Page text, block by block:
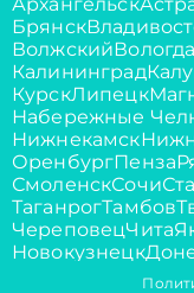
Брянск
ВолжскийВологда
Калининград
КурскЛипецк
Набережные
Нижнекамск
ОренбургПенза
СмоленскСочи
ТаганрогТамбов
ЧереповецЧита
Новокузнецк